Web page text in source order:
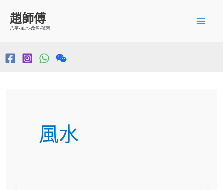
至
要
趙師傅
八字-風水-改名-擇吉
風水